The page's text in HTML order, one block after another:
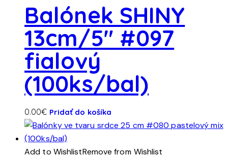
Balónek SHINY
13cm/5″ #097
fialový
(100ks/bal)
0.00€ Pridať do košíka
Add to WishlistRemove from Wishlist